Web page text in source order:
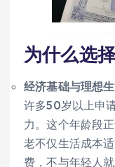
为什么选
经济基础与理想
许多50岁以上申
力。这个年龄段
老不仅生活成本
费，不与年轻人